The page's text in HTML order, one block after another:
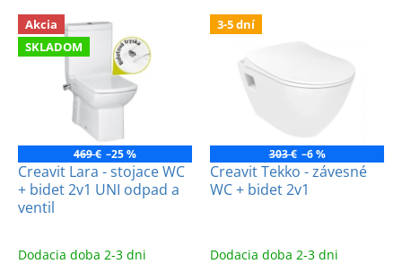
o
o
V
p
o
u
Akcia
SKLADOM
469 € –25 %
Creavit Lara - stojace WC
+ bidet 2v1 UNI odpad a
ventil
Dodacia doba 2-3 dni
3-5 dní
303 € –6 %
Creavit Tekko - závesné
WC + bidet 2v1
Dodacia doba 2-3 dni